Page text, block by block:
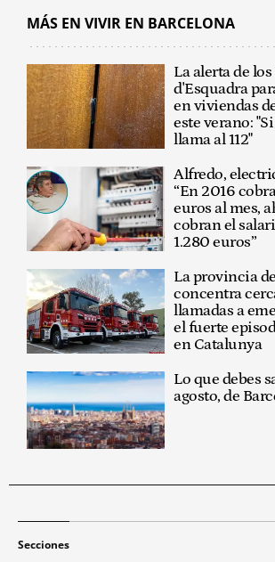
MÁS EN VIVIR EN BARCELONA
La alerta de
d'Esquadra
en viviendas
este verano:
llama al 112"
Alfredo,
“En 2016
euros al mes,
cobran el
1.280 euros”
La provincia
concentra
llamadas a
el fuerte
en Catalunya
Lo que debes
agosto, de
Secciones